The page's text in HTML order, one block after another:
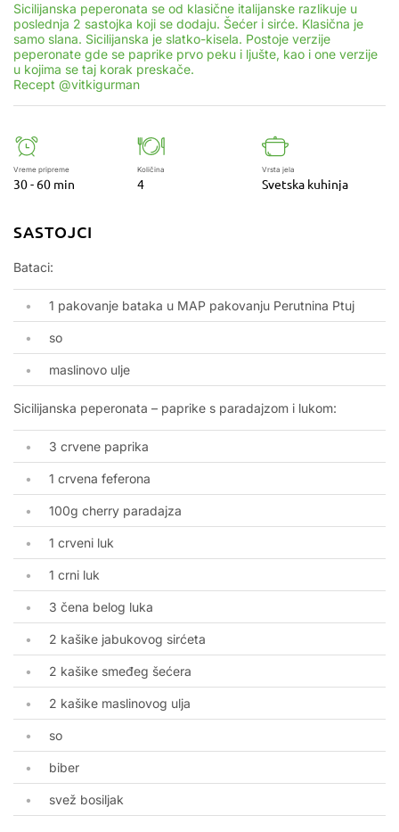
Sicilijanska peperonata se od klasične italijanske razlikuje u
poslednja 2 sastojka koji se dodaju. Šećer i sirće. Klasična je
samo slana. Sicilijanska je slatko-kisela. Postoje verzije
peperonate gde se paprike prvo peku i ljušte, kao i one verzije
u kojima se taj korak preskače.
Recept @vitkigurman
Vreme pripreme
30 - 60 min
Količina
4
Vrsta jela
Svetska kuhinja
SASTOJCI
Bataci:
1 pakovanje bataka u MAP pakovanju Perutnina Ptuj
so
maslinovo ulje
Sicilijanska peperonata – paprike s paradajzom i lukom:
3 crvene paprika
1 crvena feferona
100g cherry paradajza
1 crveni luk
1 crni luk
3 čena belog luka
2 kašike jabukovog sirćeta
2 kašike smeđeg šećera
2 kašike maslinovog ulja
so
biber
svež bosiljak